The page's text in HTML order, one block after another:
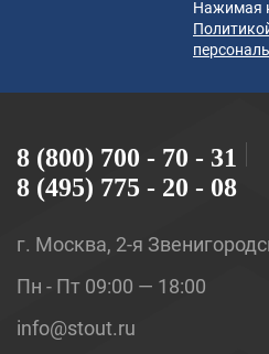
Нажимая
8 (800) 700 - 70 - 31
8 (495) 775 - 20 - 08
г. Москва, 2-я
Пн - Пт 09:00 — 18:00
info@stout.ru